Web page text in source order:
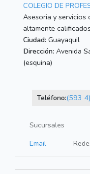
COLEGIO DE
Asesoria y servicios
altamente
Ciudad: Guayaquil
Dirección: Avenida
(esquina)
Teléfono:(593
Sucursales
Email